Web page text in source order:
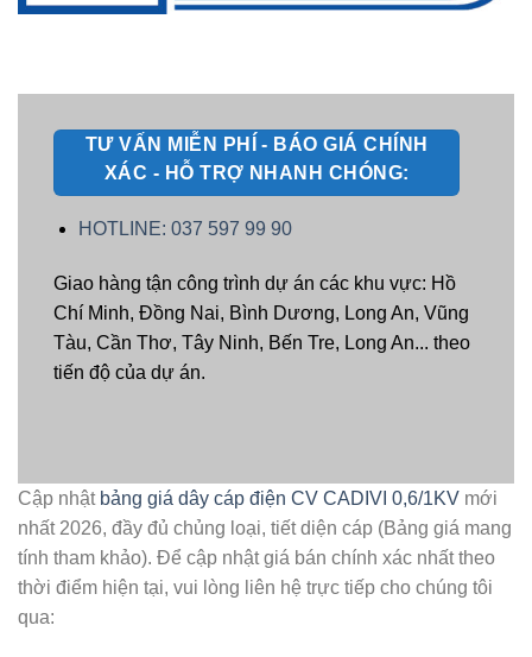
TƯ VẤN MIỄN PHÍ - BÁO GIÁ CHÍNH
XÁC - HỖ TRỢ NHANH CHÓNG:
HOTLINE: 037 597 99 90
Giao hàng tận công trình dự án các khu vực: Hồ
Chí Minh, Đồng Nai, Bình Dương, Long An, Vũng
Tàu, Cần Thơ, Tây Ninh, Bến Tre, Long An... theo
tiến độ của dự án.
Cập nhật bảng giá dây cáp điện CV CADIVI 0,6/1KV mới
nhất 2026, đầy đủ chủng loại, tiết diện cáp (Bảng giá mang
tính tham khảo). Để cập nhật giá bán chính xác nhất theo
thời điểm hiện tại, vui lòng liên hệ trực tiếp cho chúng tôi
qua: